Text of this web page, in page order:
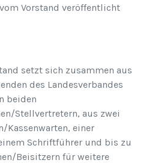
Vorstand veröffentlicht
setzt sich zusammen aus
des Landesverbandes
beiden
Stellvertretern, aus zwei
Kassenwarten, einer
Schriftführer und bis zu
Beisitzern für weitere